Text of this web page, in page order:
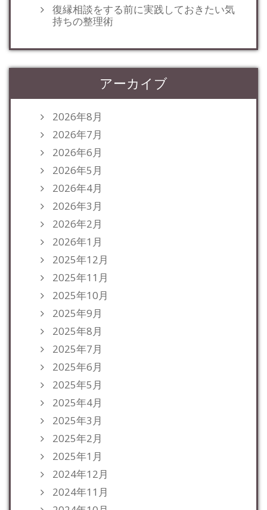
復縁相談をする前に実践しておきたい気
持ちの整理術
アーカイブ
2026年8月
2026年7月
2026年6月
2026年5月
2026年4月
2026年3月
2026年2月
2026年1月
2025年12月
2025年11月
2025年10月
2025年9月
2025年8月
2025年7月
2025年6月
2025年5月
2025年4月
2025年3月
2025年2月
2025年1月
2024年12月
2024年11月